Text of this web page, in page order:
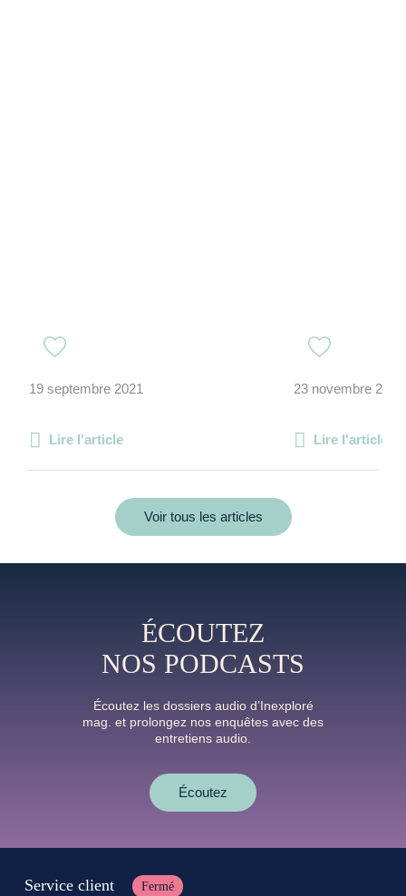
19 septembre 2021
Lire l'article
23 novembre 2014
Lire l'article
Voir tous les articles
ÉCOUTEZ
NOS PODCASTS
Écoutez les dossiers audio d’Inexploré
mag. et prolongez nos enquêtes avec des
entretiens audio.
Écoutez
Service client Fermé